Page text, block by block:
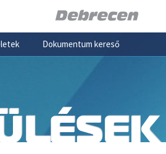
Dokumentum kereső